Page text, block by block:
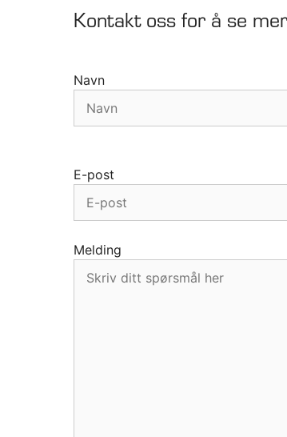
Etiketteringsmaskiner
Kontakt oss for å se
Navn
E-post
Melding